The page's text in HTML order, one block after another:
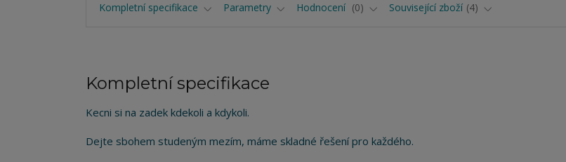
Kompletní specifikace Parametry Hodnocení 0 Související zboží 4
Kompletní specifikace
Kecni si na zadek kdekoli a kdykoli.
Dejte sbohem studeným mezím, máme skladné řešení pro každého.